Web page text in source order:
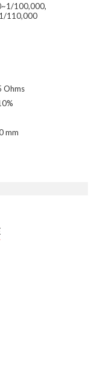
100,000,
110,000
Ohms
mm